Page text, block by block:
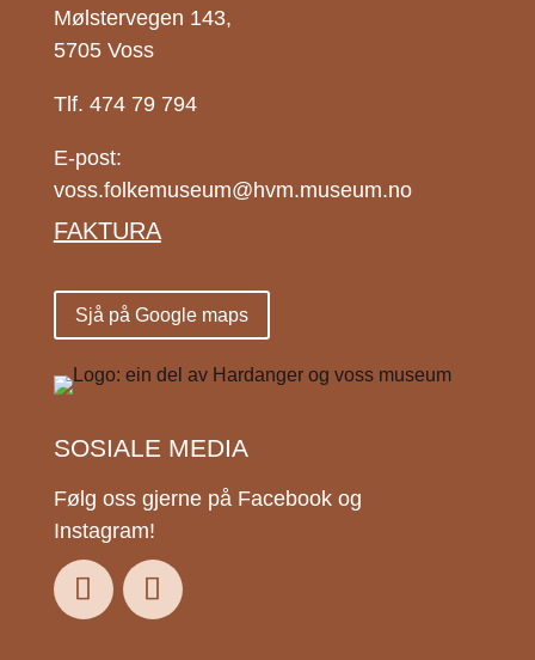
Mølstervegen 143,
5705 Voss
Tlf. 474 79 794
E-post:
voss.folkemuseum@hvm.museum.no
FAKTURA
Sjå på Google maps
SOSIALE MEDIA
Følg oss gjerne på Facebook og
Instagram!